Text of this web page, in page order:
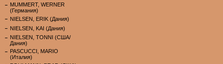
MUMMERT, WERNER
(Германия)
NIELSEN, ERIK (Дания)
NIELSEN, KAI (Дания)
NIELSEN, TONNI (США/
Дания)
PASCUCCI, MARIO
(Италия)